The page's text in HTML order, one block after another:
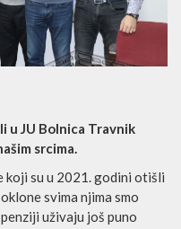
u JU Bolnica Travnik
srcima.
koji su u 2021. godini otišli
svima njima smo
uživaju još puno